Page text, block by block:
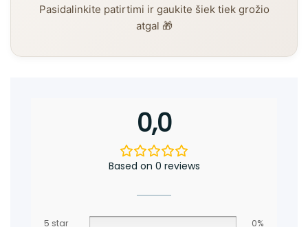
Pasidalinkite patirtimi ir gaukite šiek tiek grožio
atgal 🎁
0,0
Based on 0 reviews
5 star 0%